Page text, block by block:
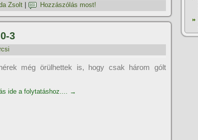
Zsolt Hozzászólás most!
3
még örülhettek is, hogy csak három gólt
ide a folytatáshoz.... →